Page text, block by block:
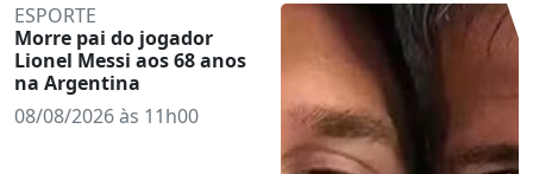
ESPORTE
Morre pai do jogador
Lionel Messi aos 68 anos
na Argentina
08/08/2026 às 11h00